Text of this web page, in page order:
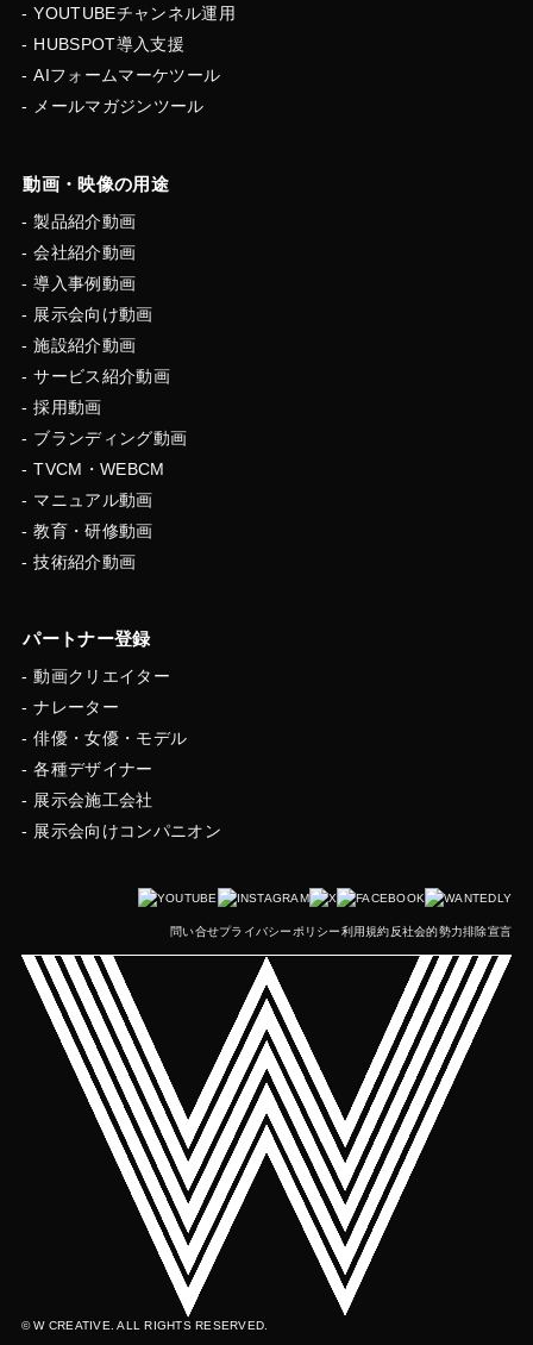
YOUTUBEチャンネル運用
HUBSPOT導入支援
AIフォームマーケツール
メールマガジンツール
動画・映像の用途
製品紹介動画
会社紹介動画
導入事例動画
展示会向け動画
施設紹介動画
サービス紹介動画
採用動画
ブランディング動画
TVCM・WEBCM
マニュアル動画
教育・研修動画
技術紹介動画
パートナー登録
動画クリエイター
ナレーター
俳優・女優・モデル
各種デザイナー
展示会施工会社
展示会向けコンパニオン
問い合せプライバシーポリシー利用規約反社会的勢力排除宣言
© W CREATIVE. ALL RIGHTS RESERVED.